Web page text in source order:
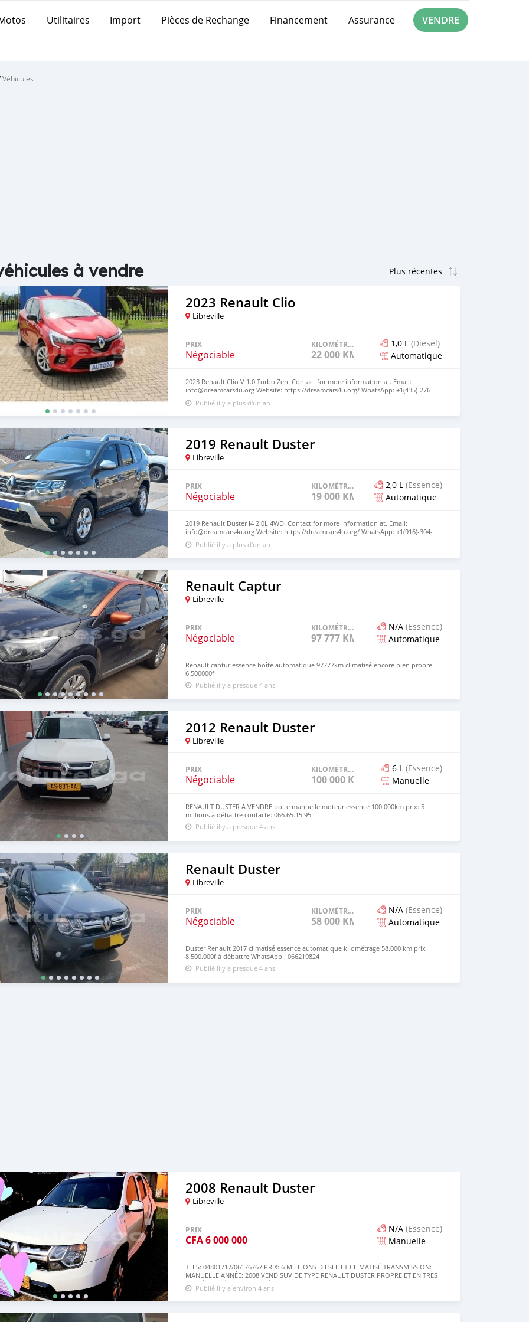
Utilitaires Import Pièces de Rechange Financement Assurance VENDRE
Véhicules
à vendre
2023 Renault Clio
Libreville
PRIX
Négociable
KILOMÉTRAGE
22 000 KM
1,0 L (Diesel)
Automatique
2023 Renault Clio V 1.0 Turbo Zen. Contact for more information at. Email:
info@dreamcars4u.org Website: https://dreamcars4u.org/ WhatsApp: +1(435)-276-
7292.
Publié il y a plus d'un an
2019 Renault Duster
Libreville
PRIX
Négociable
KILOMÉTRAGE
19 000 KM
2,0 L (Essence)
Automatique
2019 Renault Duster I4 2.0L 4WD. Contact for more information at. Email:
info@dreamcars4u.org Website: https://dreamcars4u.org/ WhatsApp: +1(916)-304-
2710.
Publié il y a plus d'un an
Renault Captur
Libreville
PRIX
Négociable
KILOMÉTRAGE
97 777 KM
N/A (Essence)
Automatique
Renault captur essence boîte automatique 97777km climatisé encore bien propre
6.500000f
Publié il y a presque 4 ans
2012 Renault Duster
Libreville
PRIX
Négociable
KILOMÉTRAGE
100 000 KM
6 L (Essence)
Manuelle
RENAULT DUSTER A VENDRE boite manuelle moteur essence 100.000km prix: 5
millions à débattre contacte: 066.65.15.95
Publié il y a presque 4 ans
Renault Duster
Libreville
PRIX
Négociable
KILOMÉTRAGE
58 000 KM
N/A (Essence)
Automatique
Duster Renault 2017 climatisé essence automatique kilométrage 58.000 km prix
8.500.000f à débattre WhatsApp : 066219824
Publié il y a presque 4 ans
2008 Renault Duster
Libreville
PRIX
CFA6 000 000
N/A (Essence)
Manuelle
TELS: 04801717/06176767 PRIX: 6 MILLIONS DIESEL ET CLIMATISÉ TRANSMISSION:
MANUELLE ANNÉE: 2008 VEND SUV DE TYPE RENAULT DUSTER PROPRE ET EN TRÈS
BON ÉTAT MÉCANIQUE INTÉRIEUR PROPRE MOTEUR IMPECCABLE
Publié il y a environ 4 ans